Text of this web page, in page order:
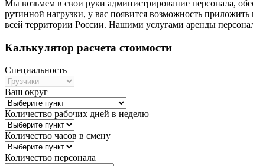
Мы возьмем в свои руки администрирование персонала,
рутинной нагрузки, у вас появится возможность
всей территории России. Нашими услугами аренды
Калькулятор расчета стоимости
Специальность
Ваш округ
Количество рабочих дней в неделю
Количество часов в смену
Количество персонала